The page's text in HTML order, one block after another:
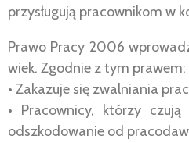
przysługują pracownikom w
Prawo Pracy 2006
wiek. Zgodnie z tym prawem:
• Zakazuje się zwalniania
• Pracownicy, którzy
odszkodowanie od